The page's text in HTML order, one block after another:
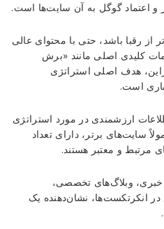
و اعتماد گوگل به آن سایت‌ها است.
از رقبا باشد، حتی با محتوای عالی
کلیدی اصلی مانند «برش
هدف اصلی استراتژی
است.
ارزشمندی در مورد استراتژی
سایت‌های برتر، دارای تعداد
مرتبط و معتبر هستند.
خبری، وبلاگ‌های تخصصی،
انکرتکست‌ها، نشان‌دهنده یک